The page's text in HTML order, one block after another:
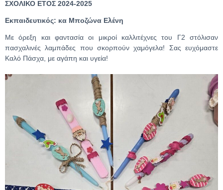
ΣΧΟΛΙΚΟ ΕΤΟΣ 2024-2025
Εκπαιδευτικός: κα Μποζώνα Ελένη
Με όρεξη και φαντασία οι μικροί καλλιτέχνες του Γ2 στόλισαν
πασχαλινές λαμπάδες που σκορπούν χαμόγελα! Σας ευχόμαστε
Καλό Πάσχα, με αγάπη και υγεία!